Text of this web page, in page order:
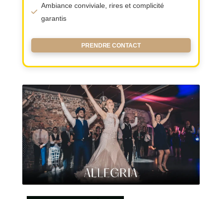
Ambiance conviviale, rires et complicité
garantis
PRENDRE CONTACT